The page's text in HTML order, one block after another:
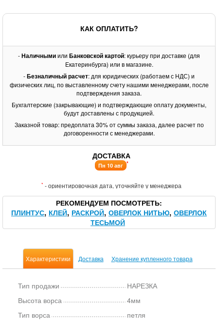
КАК ОПЛАТИТЬ?
-Наличнымиили Банковской картой: курьеру при доставке (для
Екатеринбурга) или в магазине.
-Безналичный расчет: для юридических (работаем с НДС) и
физических лиц, по выставленному счету нашими менеджерами, после
подтверждения заказа.
Бухгалтерские (закрывающие) и подтверждающие оплату документы,
будут доставлены с продукцией.
Заказной товар: предоплата 30% от суммы заказа, далее расчет по
договоренности с менеджерами.
ДОСТАВКА
Пн 10 авг *
* - ориентировочная дата, уточняйте у менеджера
РЕКОМЕНДУЕМ ПОСМОТРЕТЬ
ПЛИНТУС КЛЕЙ РАСКРОЙ ОВЕРЛОК НИТЬЮ ОВЕРЛОК
ТЕСЬМОЙ
Характеристики Доставка Хранение купленного товара
Тип продажи
НАРЕЗКА
Высота ворса
4мм
Тип ворса
петля